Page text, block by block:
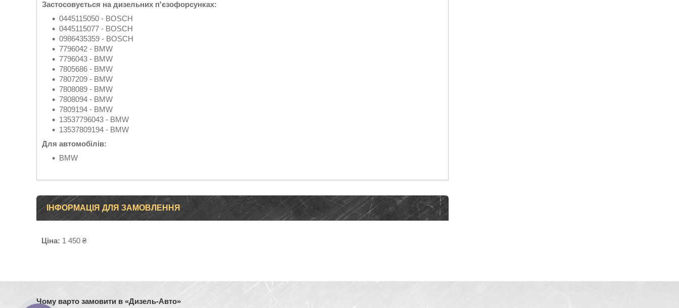
Застосовується на дизельних п'єзофорсунках:
0445115050 - BOSCH
0445115077 - BOSCH
0986435359 - BOSCH
7796042 - BMW
7796043 - BMW
7805686 - BMW
7807209 - BMW
7808089 - BMW
7808094 - BMW
7809194 - BMW
13537796043 - BMW
13537809194 - BMW
Для автомобілів:
BMW
ІНФОРМАЦІЯ ДЛЯ ЗАМОВЛЕННЯ
Ціна: 1 450 ₴
Чому варто замовити в «Дизель-Авто»